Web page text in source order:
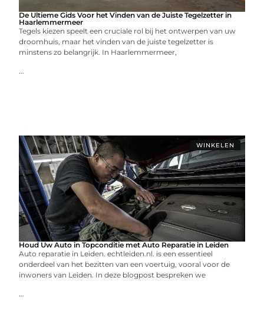
De Ultieme Gids Voor het Vinden van de Juiste Tegelzetter in
Haarlemmermeer
Tegels kiezen speelt een cruciale rol bij het ontwerpen van uw
droomhuis, maar het vinden van de juiste tegelzetter is
minstens zo belangrijk. In Haarlemmermeer,
...
WINKELEN
Houd Uw Auto in Topconditie met Auto Reparatie in Leiden
Auto reparatie in Leiden. echtleiden.nl. is een essentieel
onderdeel van het bezitten van een voertuig, vooral voor de
inwoners van Leiden. In deze blogpost bespreken we
...